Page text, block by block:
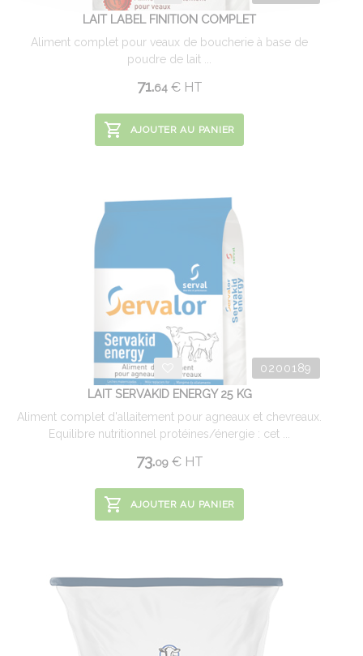
LAIT LABEL FINITION COMPLET
Aliment complet pour veaux de boucherie à base de
poudre de lait ...
71.64 €HT
AJOUTER AU PANIER
0200189
LAIT SERVAKID ENERGY 25 KG
Aliment complet d'allaitement pour agneaux et chevreaux.
Equilibre nutritionnel protéines/énergie : cet ...
73.09 €HT
AJOUTER AU PANIER